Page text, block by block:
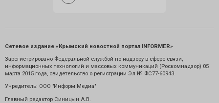
Сетевое издание «Крымский новостной портал INFORMER»
Зарегистрировано Федеральной службой по надзору в сфере связи,
информационных технологий и массовых коммуникаций (Роскомнадзор) 05
марта 2015 года, свидетельство о регистрации Эл № ФС77-60943.
Учредитель: ООО "Информ Медиа"
Главный редактор Синицын А.В.